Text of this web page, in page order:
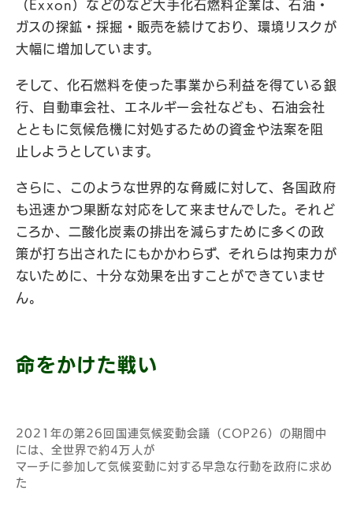
（Exxon）などのなど大手化石燃料企業は、石油・
ガスの探鉱・採掘・販売を続けており、環境リスクが
大幅に増加しています。
そして、化石燃料を使った事業から利益を得ている銀
行、自動車会社、エネルギー会社なども、石油会社
とともに気候危機に対処するための資金や法案を阻
止しようとしています。
さらに、このような世界的な脅威に対して、各国政府
も迅速かつ果断な対応をして来ませんでした。それど
ころか、二酸化炭素の排出を減らすために多くの政
策が打ち出されたにもかかわらず、それらは拘束力が
ないために、十分な効果を出すことができていませ
ん。
命をかけた戦い
2021年の第26回国連気候変動会議（COP26）の期間中
には、全世界で約4万人が
マーチに参加して気候変動に対する早急な行動を政府に求め
た